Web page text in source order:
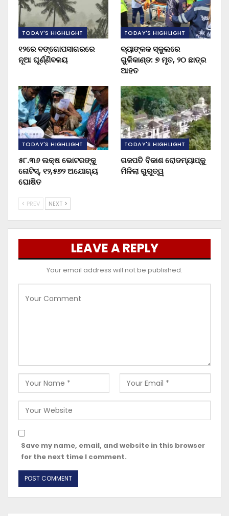
TODAY'S HIGHLIGHT
୧୨ରେ ବଙ୍ଗୋପସାଗରରେ
ନୂଆ ଘୂର୍ଣ୍ଣିବଳୟ
TODAY'S HIGHLIGHT
ବ୍ୟାଙ୍କକ ସ୍କୁଲରେ
ଗୁଳିକାଣ୍ଡ: ୭ ମୃତ, ୨୦ ଛାତ୍ର
ଆହତ
TODAY'S HIGHLIGHT
୫୮.୩୬ ଲକ୍ଷ ଭୋଟରଙ୍କୁ
ନୋଟିସ୍‌, ୧୨,୫୭୨ ଅଯୋଗ୍ୟ
ଘୋଷିତ
TODAY'S HIGHLIGHT
ଗଜପତି ବିକାଶ ରୋଡମ୍ୟାପ୍‌କୁ
ମିଳିଲା ଗୁରୁତ୍ୱ
PREV NEXT
LEAVE A REPLY
Your email address will not be published.
Save my name, email, and website in this browser
for the next time I comment.